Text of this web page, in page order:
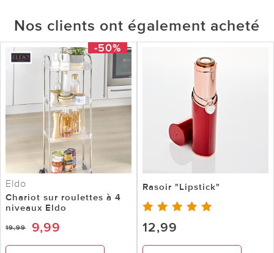
Nos clients ont également acheté
-50%
Eldo
Chariot sur roulettes à 4
niveaux Eldo
19,99 9,99
Rasoir "Lipstick"
12,99